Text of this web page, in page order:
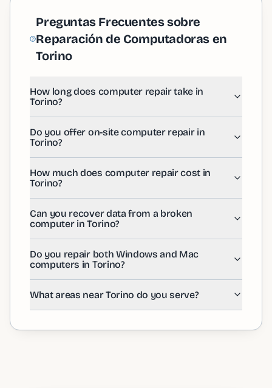
Preguntas Frecuentes sobre
Reparación de Computadoras en
Torino
Most repairs in Torino are completed within 24-48
Do you offer on-site computer repair in Torino?
Yes! We offer both in-store and on-site repair
How much does computer repair cost in Torino?
Repair costs vary based on the issue. We offer a free
Can you recover data from a broken computer in
Yes, data recovery is one of our specialties for Torino
Do you repair both Windows and Mac computers in
Absolutely! Our certified technicians serving Torino
What areas near Torino do you serve?
We serve Torino and all surrounding communities in
How long does computer repair take in
Torino?
Do you offer on-site computer repair in
Torino?
How much does computer repair cost in
Torino?
Can you recover data from a broken
computer in Torino?
Do you repair both Windows and Mac
computers in Torino?
What areas near Torino do you serve?